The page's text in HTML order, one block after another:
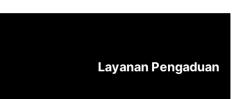
Layanan Pengaduan